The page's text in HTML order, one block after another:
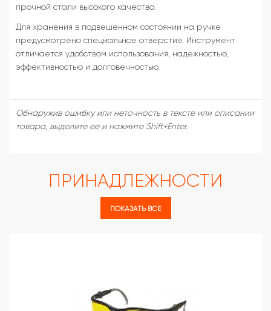
прочной стали высокого качества.
Для хранения в подвешенном состоянии на ручке
предусмотрено специальное отверстие. Инструмент
отличается удобством использования, надежностью,
эффективностью и долговечностью.
Обнаружив ошибку или неточность в тексте или описании
товара, выделите ее и нажмите Shift+Enter.
ПРИНАДЛЕЖНОСТИ
ПОКАЗАТЬ ВСЕ